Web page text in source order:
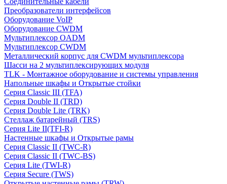
Преобразователи интерфейсов
Оборудование VoIP
Оборудование CWDM
Мультиплекcор OADM
Мультиплексор CWDM
Металлический корпус для CWDM мультиплексора
Шасси на 2 мультиплексирующих модуля
TLK - Монтажное оборудование и системы управления
Напольные шкафы и Открытые стойки
Серия Classic III (TFA)
Серия Double II (TRD)
Серия Double Lite (TRK)
Стеллаж батарейный (TRS)
Серия Lite II(TFI-R)
Настенные шкафы и Открытые рамы
Серия Classic II (TWC-R)
Серия Classic II (TWC-BS)
Серия Lite (TWI-R)
Серия Secure (TWS)